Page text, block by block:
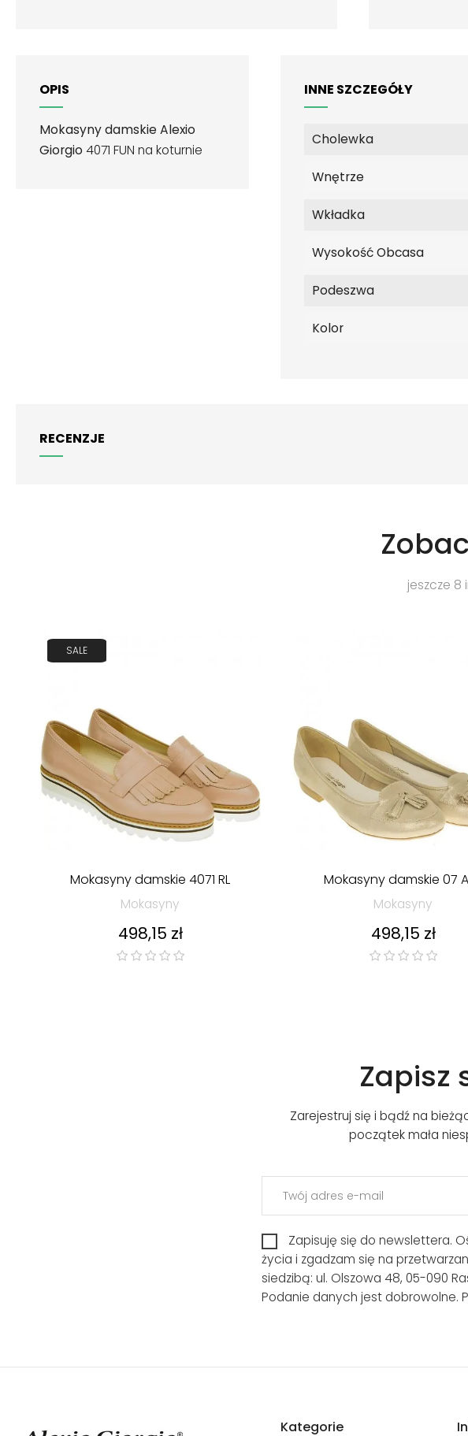
OPIS
Mokasyny damskie Alexio
Giorgio 4071 FUN na koturnie
INNE SZCZEGÓŁY
Cholewka
Wnętrze
Wkładka
Wysokość Obcasa
Podeszwa
Kolor
RECENZJE
jeszcze
SALE
Mokasyny damskie 4071 RL
Mokasyny
Cena
498,15 zł
Mokasyny damskie 07
Mokasyny
Cena
498,15 zł
Zapisz
Zarejestruj się i bądź na
początek mała
Zapisuję się do newslettera.
życia i zgadzam się na
siedzibą: ul. Olszowa 48, 05-090
Podanie danych jest dobrowolne.
Kategorie